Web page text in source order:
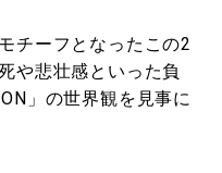
チーフとなったこの2
や悲壮感といった負
」の世界観を見事に